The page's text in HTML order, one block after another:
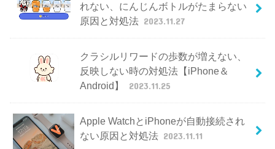
れない、にんじんボトルがたまらない
原因と対処法 2023.11.27
クラシルリワードの歩数が増えない、
反映しない時の対処法【iPhone＆
Android】
2023.11.25
Apple WatchとiPhoneが自動接続され
ない原因と対処法 2023.11.11